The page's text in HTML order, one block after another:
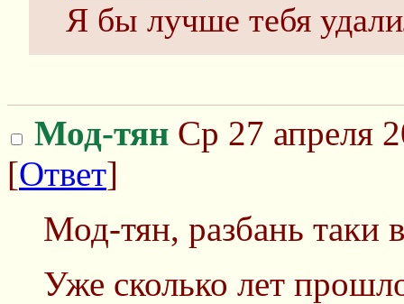
Я бы лучше тебя
Мод-тян Ср 27 апреля
[Ответ]
Мод-тян, разбань таки
Уже сколько лет